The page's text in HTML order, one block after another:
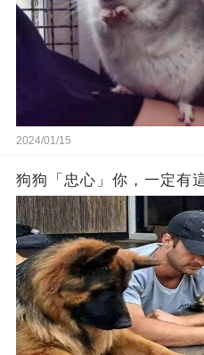
2024/01/15
狗狗「忠心」你，一定有